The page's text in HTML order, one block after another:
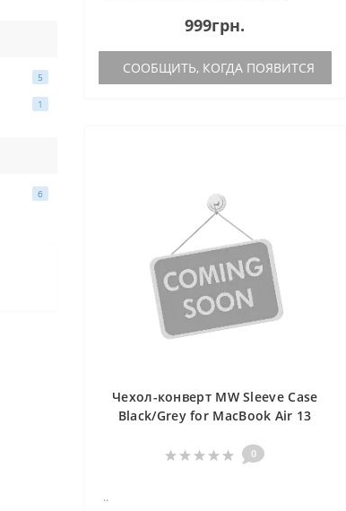
5
1
6
Вашему образу при переноске MacBook...
999грн.
СООБЩИТЬ, КОГДА ПОЯВИТСЯ
Чехол-конверт MW Sleeve Case
Black/Grey for MacBook Air 13
0
..